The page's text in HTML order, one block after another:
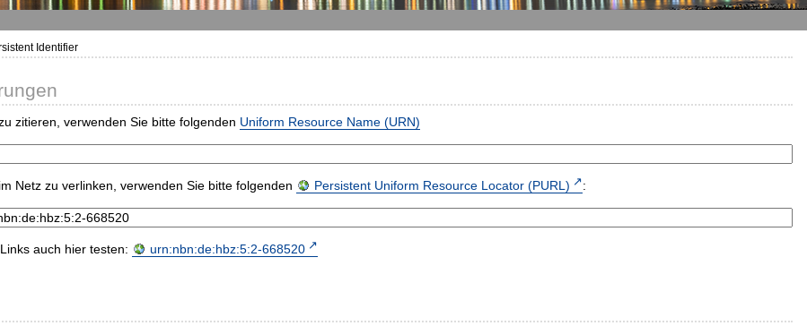
Identifier
zitieren, verwenden Sie bitte folgenden Uniform Resource Name (URN)
Netz zu verlinken, verwenden Sie bitte folgenden Persistent Uniform Resource Locator (PURL) :
auch hier testen: urn:nbn:de:hbz:5:2-668520